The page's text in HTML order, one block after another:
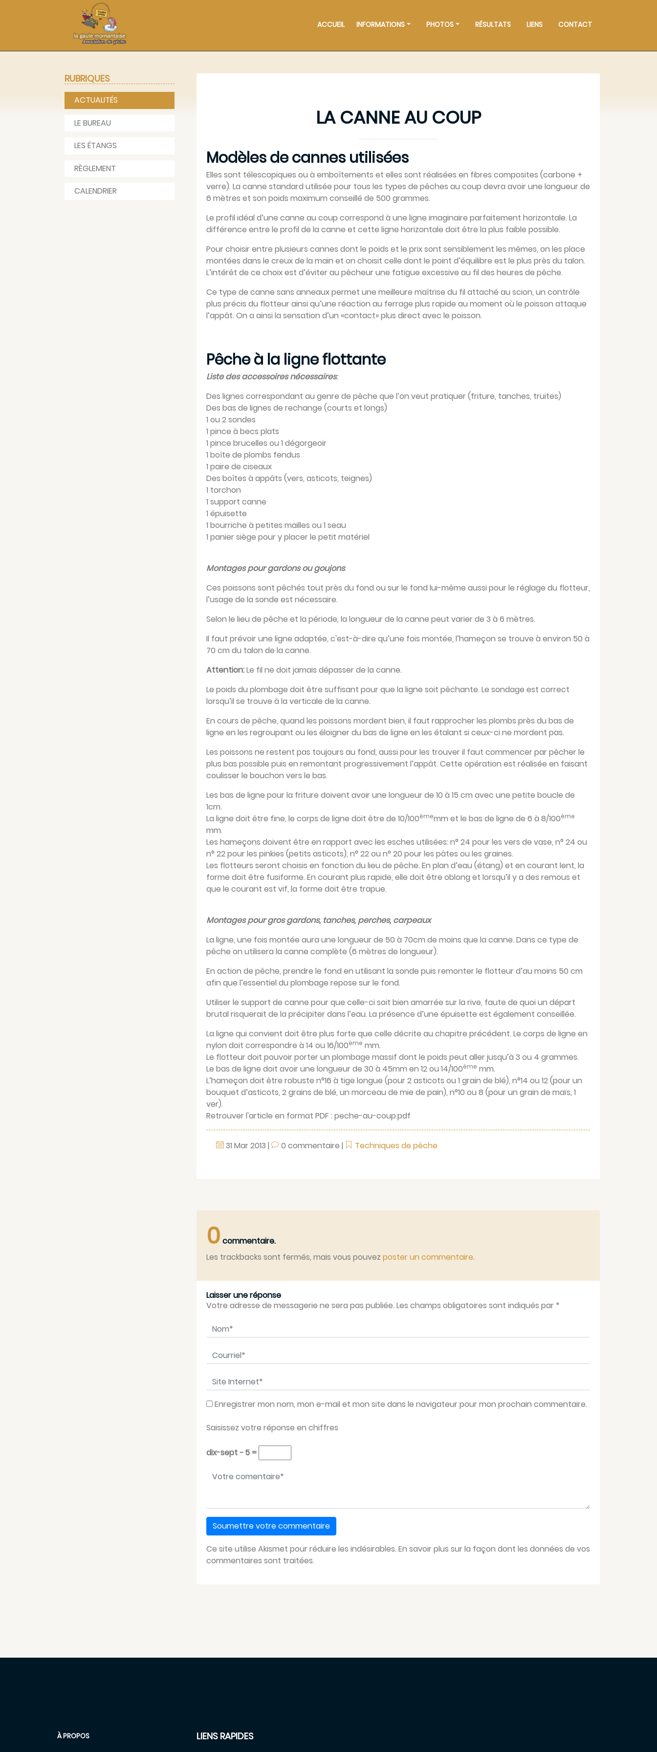
ACCUEIL INFORMATIONS PHOTOS RÉSULTATS LIENS CONTACT
LA CANNE AU COUP
Modèles de cannes utilisées
Elles sont télescopiques ou à emboîtements et elles sont réalisées en fibres composites (carbone +
verre). La canne standard utilisée pour tous les types de pêches au coup devra avoir une longueur de
6 mètres et son poids maximum conseillé de 500 grammes.
Le profil idéal d’une canne au coup correspond à une ligne imaginaire parfaitement horizontale. La
différence entre le profil de la canne et cette ligne horizontale doit être la plus faible possible.
Pour choisir entre plusieurs cannes dont le poids et le prix sont sensiblement les mêmes, on les place
montées dans le creux de la main et on choisit celle dont le point d’équilibre est le plus près du talon.
L’intérêt de ce choix est d’éviter au pêcheur une fatigue excessive au fil des heures de pêche.
Ce type de canne sans anneaux permet une meilleure maîtrise du fil attaché au scion, un contrôle
plus précis du flotteur ainsi qu’une réaction au ferrage plus rapide au moment où le poisson attaque
l’appât. On a ainsi la sensation d’un «­contact­» plus direct avec le poisson.
­Pêche à la ligne flottante­
Liste des accessoires nécessaires­:
Des lignes correspondant au genre de pêche que l’on veut pratiquer (friture, tanches, truites)
Des bas de lignes de rechange (courts et longs)
1 ou 2 sondes
1 pince à becs plats
1 pince brucelles ou 1 dégorgeoir
1 boîte de plombs fendus
1 paire de ciseaux
Des boîtes à appâts (vers, asticots, teignes)
1 torchon
1 support canne
1 épuisette
1 bourriche à petites mailles ou 1 seau
1 panier siège pour y placer le petit matériel­
Montages pour gardons ou goujons­:
Ces poissons sont pêchés tout près du fond ou sur le fond lui-même aussi pour le réglage du flotteur,
l’usage de la sonde est nécessaire.
Selon le lieu de pêche et la période, la longueur de la canne peut varier de 3 à 6 mètres.
Il faut prévoir une ligne adaptée, c'est-à-dire qu’une fois montée, l’hameçon se trouve à environ 50 à
70 cm du talon de la canne.
Attention:Le fil ne doit jamais dépasser de la canne.
Le poids du plombage doit être suffisant pour que la ligne soit pêchante. Le sondage est correct
lorsqu’il se trouve à la verticale de la canne.
En cours de pêche, quand les poissons mordent bien, il faut rapprocher les plombs près du bas de
ligne en les regroupant ou les éloigner du bas de ligne en les étalant si ceux-ci ne mordent pas.
Les poissons ne restent pas toujours au fond, aussi pour les trouver il faut commencer par pêcher le
plus bas possible puis en remontant progressivement l’appât. Cette opération est réalisée en faisant
coulisser le bouchon vers le bas.
­Les bas de ligne pour la friture doivent avoir une longueur de 10 à 15 cm avec une petite boucle de
1cm.
La ligne doit être fine, le corps de ligne doit être de 10/100èmemm et le bas de ligne de 6 à 8/100ème
mm.
Les hameçons doivent être en rapport avec les esches utilisées­: n° 24 pour les vers de vase, n° 24 ou
n° 22 pour les pinkies (petits asticots), n° 22 ou n° 20 pour les pâtes ou les graines.
Les flotteurs seront choisis en fonction du lieu de pêche. En plan d’eau (étang) et en courant lent, la
forme doit être fusiforme. En courant plus rapide, elle doit être oblong et lorsqu’il y a des remous et
que le courant est vif, la forme doit être trapue.
Montages pour gros gardons, tanches, perches, carpeaux
La ligne, une fois montée aura une longueur de 50 à 70cm de moins que la canne. Dans ce type de
pêche on utilisera la canne complète (6 mètres de longueur).
En action de pêche, prendre le fond en utilisant la sonde puis remonter le flotteur d’au moins 50 cm
afin que l’essentiel du plombage repose sur le fond.
Utiliser le support de canne pour que celle-ci soit bien amarrée sur la rive, faute de quoi un départ
brutal risquerait de la précipiter dans l’eau. La présence d’une épuisette est également conseillée.
La ligne qui convient doit être plus forte que celle décrite au chapitre précédent. Le corps de ligne en
nylon doit correspondre à 14 ou 16/100ème mm.
Le flotteur doit pouvoir porter un plombage massif dont le poids peut aller jusqu’à 3 ou 4 grammes.
Le bas de ligne doit avoir une longueur de 30 à 45mm en 12 ou 14/100ème mm.
L’hameçon doit être robuste n°16 à tige longue (pour 2 asticots ou 1 grain de blé), n°14 ou 12 (pour un
bouquet d’asticots, 2 grains de blé, un morceau de mie de pain), n°10 ou 8 (pour un grain de maïs, 1
ver).
Retrouver l'article en format PDF : peche-au-coup.pdf
31 Mar 2013 | 0 commentaire | Techniques de pêche
0 commentaire.
Les trackbacks sont fermés, mais vous pouvez poster un commentaire.
Laisser une réponse
Votre adresse de messagerie ne sera pas publiée. Les champs obligatoires sont indiqués par *
Nom*
Courriel*
Site Internet*
Enregistrer mon nom, mon e-mail et mon site dans le navigateur pour mon prochain commentaire.
Saisissez votre réponse en chiffres
dix-sept − 5 =
Votre message*
Ce site utilise Akismet pour réduire les indésirables. En savoir plus sur la façon dont les données de vos
commentaires sont traitées.
RUBRIQUES
ACTUALITÉS
LE BUREAU
LES ÉTANGS
RÈGLEMENT
CALENDRIER
À PROPOS LIENS RAPIDES